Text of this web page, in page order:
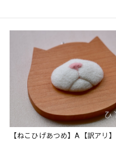
【ねこひげあつめ】A【訳アリ】